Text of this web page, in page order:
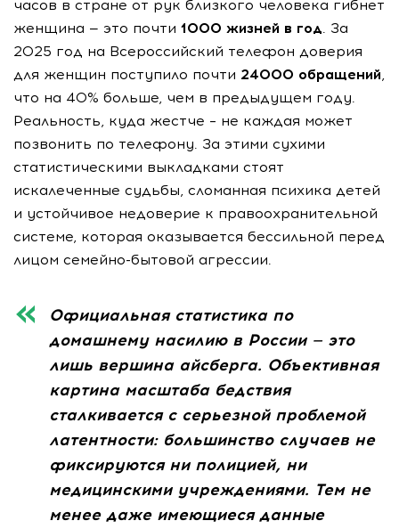
часов в стране от рук близкого человека гибнет
женщина — это почти 1000 жизней в год. За
2025 год на Всероссийский телефон доверия
для женщин поступило почти 24000 обращений,
что на 40% больше, чем в предыдущем году.
Реальность, куда жестче – не каждая может
позвонить по телефону. За этими сухими
статистическими выкладками стоят
искалеченные судьбы, сломанная психика детей
и устойчивое недоверие к правоохранительной
системе, которая оказывается бессильной перед
лицом семейно-бытовой агрессии.
Официальная статистика по
домашнему насилию в России — это
лишь вершина айсберга. Объективная
картина масштаба бедствия
сталкивается с серьезной проблемой
латентности: большинство случаев не
фиксируются ни полицией, ни
медицинскими учреждениями. Тем не
менее даже имеющиеся данные